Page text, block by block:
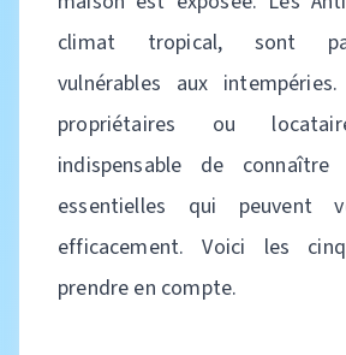
climat tropical, sont
vulnérables aux
propriétaires ou
indispensable de
essentielles qui peuvent
efficacement. Voici les
prendre en compte.